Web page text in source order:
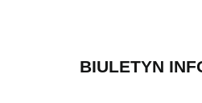
BIULETYN